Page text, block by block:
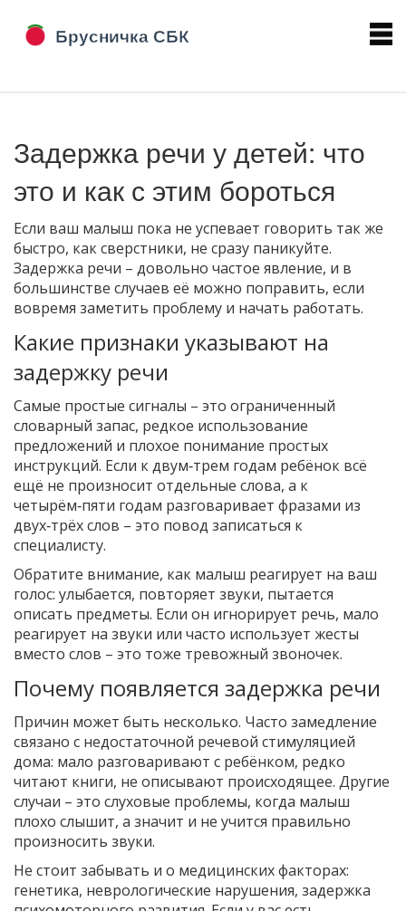
Задержка речи у детей: что
это и как с этим бороться
Если ваш малыш пока не успевает говорить так же
быстро, как сверстники, не сразу паникуйте.
Задержка речи – довольно частое явление, и в
большинстве случаев её можно поправить, если
вовремя заметить проблему и начать работать.
Какие признаки указывают на
задержку речи
Самые простые сигналы – это ограниченный
словарный запас, редкое использование
предложений и плохое понимание простых
инструкций. Если к двум‑трем годам ребёнок всё
ещё не произносит отдельные слова, а к
четырём‑пяти годам разговаривает фразами из
двух‑трёх слов – это повод записаться к
специалисту.
Обратите внимание, как малыш реагирует на ваш
голос: улыбается, повторяет звуки, пытается
описать предметы. Если он игнорирует речь, мало
реагирует на звуки или часто использует жесты
вместо слов – это тоже тревожный звоночек.
Почему появляется задержка речи
Причин может быть несколько. Часто замедление
связано с недостаточной речевой стимуляцией
дома: мало разговаривают с ребёнком, редко
читают книги, не описывают происходящее. Другие
случаи – это слуховые проблемы, когда малыш
плохо слышит, а значит и не учится правильно
произносить звуки.
Не стоит забывать и о медицинских факторах:
генетика, неврологические нарушения, задержка